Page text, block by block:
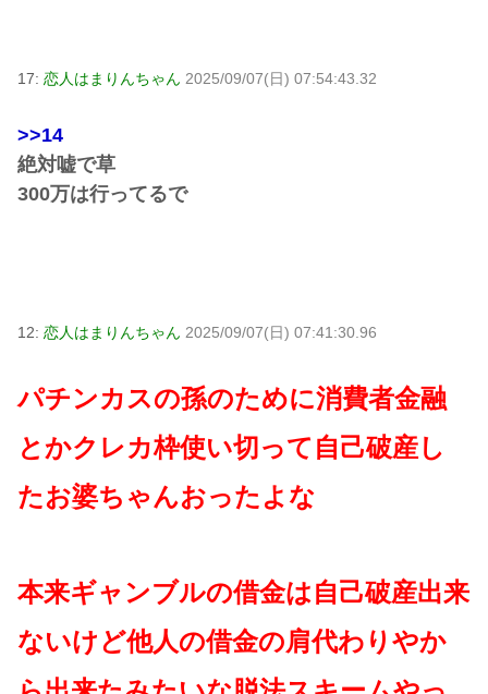
17: 恋人はまりんちゃん 2025/09/07(日) 07:54:43.32
>>14
絶対嘘で草
300万は行ってるで
12: 恋人はまりんちゃん 2025/09/07(日) 07:41:30.96
パチンカスの孫のために消費者金融
とかクレカ枠使い切って自己破産し
たお婆ちゃんおったよな
本来ギャンブルの借金は自己破産出来
ないけど他人の借金の肩代わりやか